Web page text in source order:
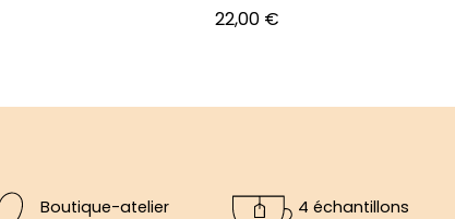
Prix
22,00 €
Boutique-atelier
4 échantillons